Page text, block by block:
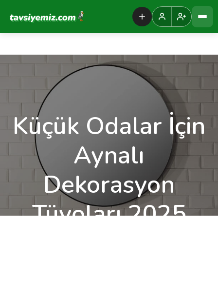
Tavsiyemiz Anasayfa
Küçük Odalar İçin
Aynalı
Dekorasyon
Tüyoları 2025